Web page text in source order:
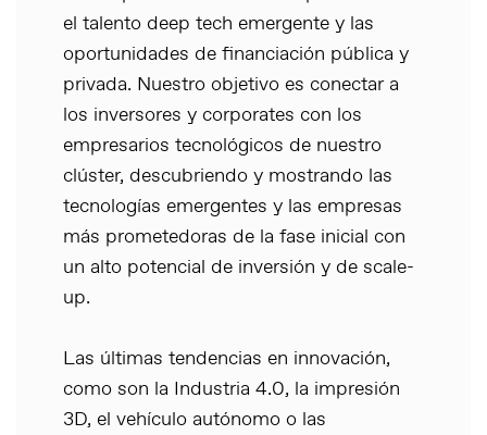
el talento deep tech emergente y las
oportunidades de financiación pública y
privada. Nuestro objetivo es conectar a
los inversores y corporates con los
empresarios tecnológicos de nuestro
clúster, descubriendo y mostrando las
tecnologías emergentes y las empresas
más prometedoras de la fase inicial con
un alto potencial de inversión y de scale-
up.
Las últimas tendencias en innovación,
como son la Industria 4.0, la impresión
3D, el vehículo autónomo o las